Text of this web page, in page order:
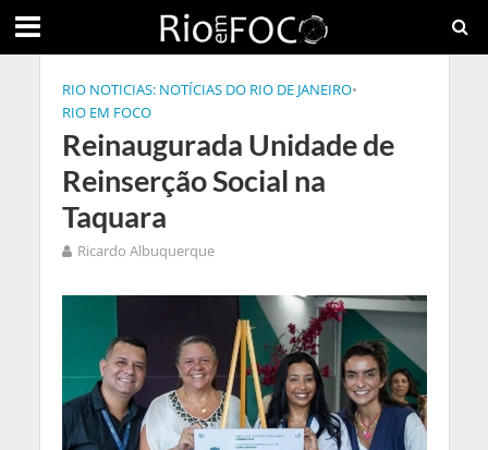
RIO NOTICIAS: NOTÍCIAS DO RIO DE JANEIRO•
RIO EM FOCO
Reinaugurada Unidade de
Reinserção Social na
Taquara
Ricardo Albuquerque